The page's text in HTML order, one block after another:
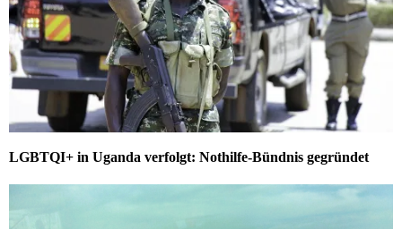
LGBTQI+ in Uganda verfolgt: Nothilfe-Bündnis gegründet